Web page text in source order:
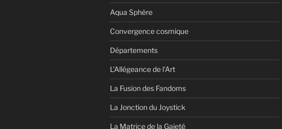
Aqua Sphère
Convergence cosmique
Départements
L'Allégeance de l'Art
La Fusion des Fandoms
La Jonction du Joystick
La Matrice de la Gaieté